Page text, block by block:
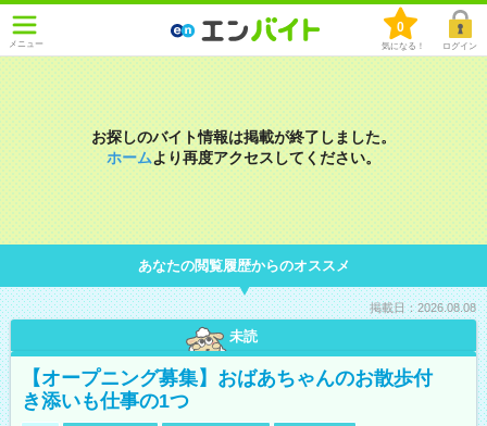
メニュー
0
気になる！ ログイン
お探しのバイト情報は掲載が終了しました。
ホームより再度アクセスしてください。
あなたの閲覧履歴からのオススメ
掲載日：2026.08.08
未読
【オープニング募集】おばあちゃんのお散歩付
き添いも仕事の1つ